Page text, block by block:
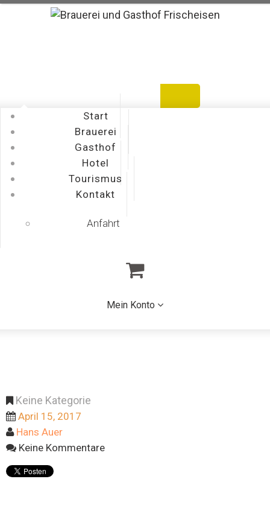
Start
Brauerei
Gasthof
Hotel
Tourismus
Kontakt
Anfahrt
Mein Konto
Keine Kategorie
April 15, 2017
Hans Auer
Keine Kommentare